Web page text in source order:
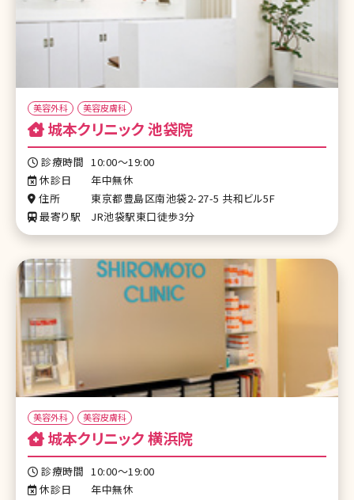
美容外科 美容皮膚科
城本クリニック 池袋院
診療時間 10:00～19:00
休診日
年中無休
住所
東京都豊島区南池袋2-27-5 共和ビル5F
最寄り駅
JR池袋駅東口徒歩3分
美容外科 美容皮膚科
城本クリニック 横浜院
診療時間 10:00～19:00
休診日
年中無休